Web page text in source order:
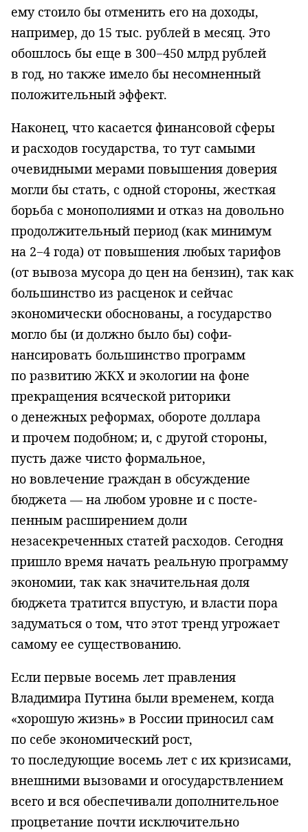
ему стоило бы отменить его на доходы,
например, до 15 тыс. рублей в месяц. Это
обошлось бы еще в 300−450 млрд руб­лей
в год, но так­же имело бы несомненный
положительный эффект.
Наконец, что касается финансовой сферы
и расходов государства, то тут самыми
очевидными мерами повышения доверия
могли бы стать, с одной стороны, жесткая
борьба с монополиями и отказ на довольно
продолжительный период (как минимум
на 2−4 года) от повышения любых тарифов
(от вывоза мусора до цен на бензин), так как
большинство из расценок и сейчас
экономически обоснованы, а государство
могло бы (и должно было бы) софи­
нансировать большинство программ
по развитию ЖКХ и экологии на фо­не
прекращения всяческой риторики
о денежных реформах, обороте доллара
и прочем подобном; и, с другой стороны,
пусть даже чисто формальное,
но вовлечение граждан в обсуждение
бюджета — на любом уровне и с посте­
пенным расширением доли
незасекреченных статей расходов. Сегодня
при­шло время начать реальную программу
экономии, так как значительная доля
бюджета тратится впустую, и власти пора
задуматься о том, что этот тренд угрожает
самому ее существованию.
Если первые восемь лет правления
Владимира Путина были временем, когда
«хоро­шую жизнь» в России приносил сам
по себе экономический рост,
то последующие восемь лет с их кризисами,
внешними вызовами и огосударствле­нием
всего и вся обеспечивали дополнительное
процветание почти исключительно